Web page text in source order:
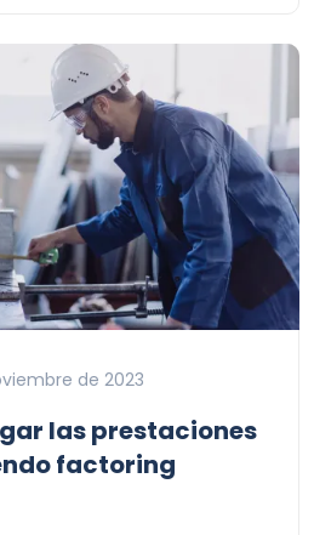
de 2023
las prestaciones
factoring